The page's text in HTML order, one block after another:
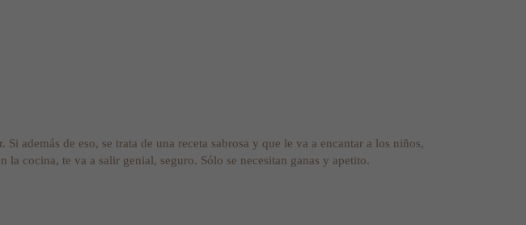
además de eso, se trata de una receta sabrosa y que le va a encantar a los niños,
la cocina, te va a salir genial, seguro. Sólo se necesitan ganas y apetito.